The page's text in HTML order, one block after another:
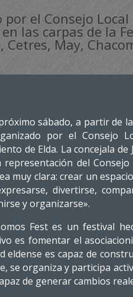
por el Consejo
las carpas de la
Cetres, May,
sábado, a partir de
por el Consejo
de Elda. La concejala de
del Consejo
muy clara: crear un
divertirse,
y organizarse».
Fest es un festival
es fomentar el
eldense es capaz de
se organiza y participa
de generar cambios